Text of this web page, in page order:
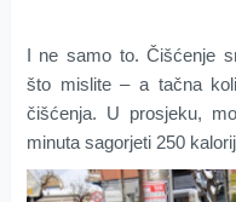
I ne samo to. Čišćenje
što mislite – a tačna
čišćenja. U prosjeku,
minuta sagorjeti 250